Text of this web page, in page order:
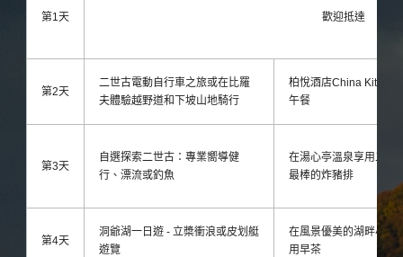
第1天 歡迎抵達
第2天
二世古電動自行車之旅或在比羅
夫體驗越野道和下坡山地騎行
柏悅酒店China Kitchen
午餐
第3天
自選探索二世古：專業嚮導健
行、漂流或釣魚
在湯心亭溫泉享用二世
最棒的炸豬排
第4天
洞爺湖一日遊 - 立槳衝浪或皮划艇
遊覽
在風景優美的湖畔小屋
用早茶